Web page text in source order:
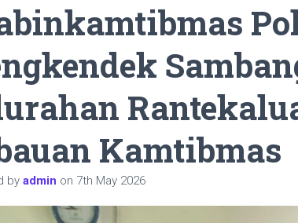
Kamtibmas
by admin on 7th May 2026